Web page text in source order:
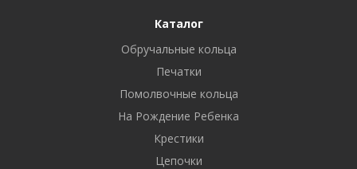
Каталог
Обручальные кольца
Печатки
Помолвочные кольца
На Рождение Ребенка
Крестики
Цепочки